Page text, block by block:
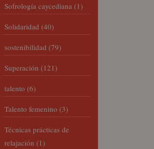
Sofrología caycediana (1)
Solidaridad (40)
sostenibilidad (79)
Superación (121)
talento (6)
Talento femenino (3)
Técnicas prácticas de
relajación (1)